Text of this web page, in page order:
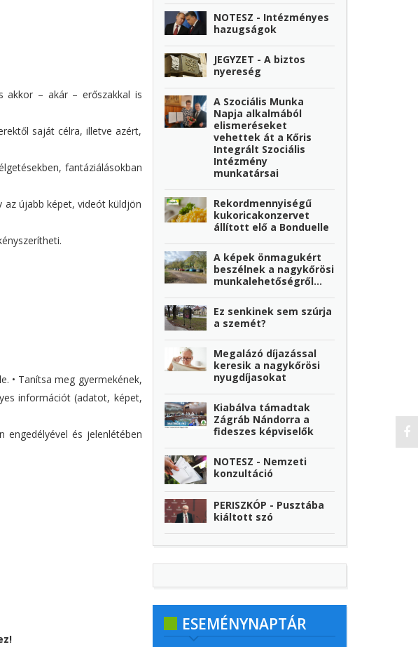
akkor – akár – erőszakkal is
saját célra, illetve azért,
fantáziálásokban
az újabb képet, videót küldjön
• Tanítsa meg gyermekének,
információt (adatot, képet,
és jelenlétében
NOTESZ - Intézményes
hazugságok
JEGYZET - A biztos
nyereség
A Szociális Munka
Napja alkalmából
elismeréseket
vehettek át a Kőris
Integrált Szociális
Intézmény
munkatársai
Rekordmennyiségű
kukoricakonzervet
állított elő a Bonduelle
A képek önmagukért
beszélnek a nagykőrösi
munkalehetőségről…
Ez senkinek sem szúrja
a szemét?
Megalázó díjazással
keresik a nagykőrösi
nyugdíjasokat
Kiabálva támadtak
Zágráb Nándorra a
fideszes képviselők
NOTESZ - Nemzeti
konzultáció
PERISZKÓP - Pusztába
kiáltott szó
ESEMÉNYNAPTÁR